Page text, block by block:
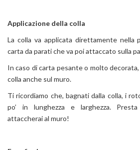
Applicazione della colla
La colla va applicata direttamente
carta da parati che va poi attaccato sulla
In caso di carta pesante o molto
colla anche sul muro.
Ti ricordiamo che, bagnati dalla colla, i
po’ in lunghezza e larghezza.
attaccherai al muro!